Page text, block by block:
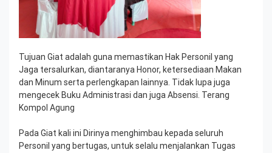
Tujuan Giat adalah guna memastikan Hak Personil yang
Jaga tersalurkan, diantaranya Honor, ketersediaan Makan
dan Minum serta perlengkapan lainnya. Tidak lupa juga
mengecek Buku Administrasi dan juga Absensi. Terang
Kompol Agung
Pada Giat kali ini Dirinya menghimbau kepada seluruh
Personil yang bertugas, untuk selalu menjalankan Tugas